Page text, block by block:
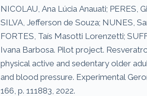
NICOLAU, Ana Lúcia Anauati; PERES,
SILVA, Jefferson de Souza; NUNES,
FORTES, Taís Masotti Lorenzetti;
Ivana Barbosa. Pilot project.
physical active and sedentary older
and blood pressure. Experimental
166, p. 111883, 2022.